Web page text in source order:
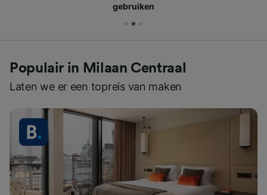
gebruiken
Populair in Milaan Centraal
Laten we er een topreis van maken